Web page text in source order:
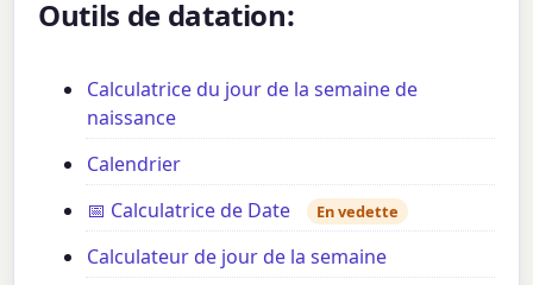
Outils de datation:
Calculatrice du jour de la semaine de
naissance
Calendrier
📅 Calculatrice de Date
En vedette
Calculateur de jour de la semaine